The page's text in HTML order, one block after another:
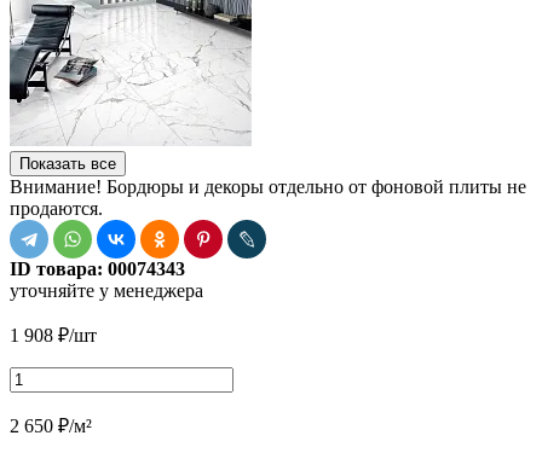
Показать все
Внимание! Бордюры и декоры отдельно от фоновой плиты не
продаются.
ID товара: 00074343
уточняйте у менеджера
1 908 ₽/шт
2 650 ₽/м²